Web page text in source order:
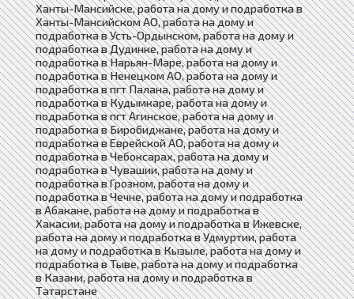
Ханты-Мансийске, работа на дому и подработка в
Ханты-Мансийском АО, работа на дому и
подработка в Усть-Ордынском, работа на дому и
подработка в Дудинке, работа на дому и
подработка в Нарьян-Маре, работа на дому и
подработка в Ненецком АО, работа на дому и
подработка в пгт Палана, работа на дому и
подработка в Кудымкаре, работа на дому и
подработка в пгт Агинское, работа на дому и
подработка в Биробиджане, работа на дому и
подработка в Еврейской АО, работа на дому и
подработка в Чебоксарах, работа на дому и
подработка в Чувашии, работа на дому и
подработка в Грозном, работа на дому и
подработка в Чечне, работа на дому и подработка
в Абакане, работа на дому и подработка в
Хакасии, работа на дому и подработка в Ижевске,
работа на дому и подработка в Удмуртии, работа
на дому и подработка в Кызыле, работа на дому и
подработка в Тыве, работа на дому и подработка
в Казани, работа на дому и подработка в
Татарстане